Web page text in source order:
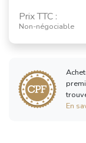
Prix TTC :
Non-négociable
En